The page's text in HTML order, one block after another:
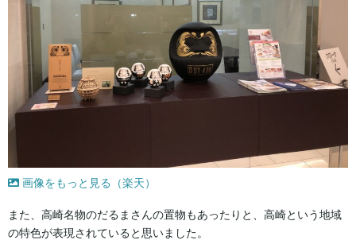
画像をもっと見る（楽天）
また、高崎名物のだるまさんの置物もあったりと、高崎という地域
の特色が表現されていると思いました。